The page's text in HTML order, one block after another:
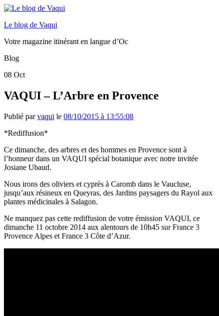
Le blog de Vaqui
Votre magazine itinérant en langue d’Oc
Blog
08 Oct
VAQUI – L’Arbre en Provence
Publié parvaqui le 08/10/2015 à 13:55:08
*Rediffusion*
Ce dimanche, des arbres et des hommes en Provence sont à
l’honneur dans un VAQUI spécial botanique avec notre invitée
Josiane Ubaud.
Nous irons des oliviers et cyprès à Caromb dans le Vaucluse,
jusqu’aux résineux en Queyras, des Jardins paysagers du Rayol aux
plantes médicinales à Salagon.
Ne manquez pas cette rediffusion de votre émission VAQUI, ce
dimanche 11 octobre 2014 aux alentours de 10h45 sur France 3
Provence Alpes et France 3 Côte d’Azur.